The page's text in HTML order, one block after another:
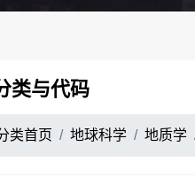
类与代码
类首页 地球科学 地质学